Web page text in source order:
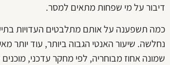
דיבור על מי שפחות מתאים למסר.
כמה תשפענה על אותם מתלבטים העדויות
נחלשה. שיעור האנטי הגבוה ביותר, עוד יותר
שמונה אחוז מבוחריה, לפי מחקר עדכני,